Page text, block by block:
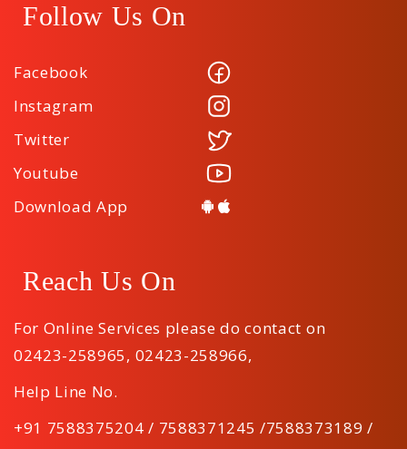
Follow Us On
Facebook
Instagram
Twitter
Youtube
Download App
Reach Us On
For Online Services please do contact on
02423-258965, 02423-258966,
Help Line No.
+91 7588375204 / 7588371245 /7588373189 /